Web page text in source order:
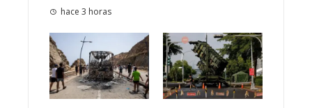
hace 3 horas